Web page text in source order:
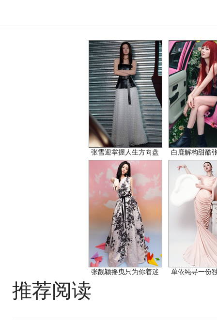
张雪迎掌握人生方向盘 白鹿解构甜酷
张靓颖摇曳只为你着迷 单依纯寻一份
推荐阅读